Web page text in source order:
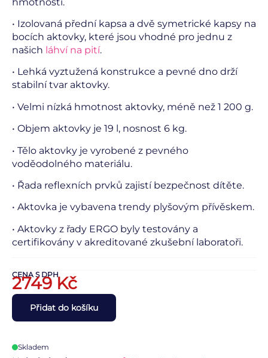
• Izolovaná přední kapsa a dvě symetrické kapsy na
bocích aktovky, které jsou vhodné pro jednu z
našich láhví na pití.
• Lehká vyztužená konstrukce a pevné dno drží
stabilní tvar aktovky.
• Velmi nízká hmotnost aktovky, méně než 1 200 g.
• Objem aktovky je 19 l, nosnost 6 kg.
• Tělo aktovky je vyrobené z pevného
voděodolného materiálu.
• Řada reflexních prvků zajistí bezpečnost dítěte.
• Aktovka je vybavena trendy plyšovým přívěskem.
• Aktovky z řady ERGO byly testovány a
certifikovány v akreditované zkušební laboratoři.
CENA S DPH
2749Kč
Přidat do košíku
Skladem